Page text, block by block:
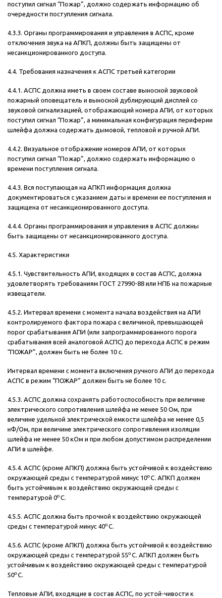
поступил сигнал “Пожар”, должно содержать информацию об
очередности поступления сигнала.
4.3.3. Органы программирования и управления в АСПС, кроме
отключения звука на АПКП, должны быть защищены от
несанкционированного доступа.
4.4. Требования назначения к АСПС третьей категории
4.4.1. АСПС должна иметь в своем составе выносной звуковой
пожарный оповещатель и выносной дублирующий дисплей со
звуковой сигнализацией, отображающий номера АПИ, от которых
поступил сигнал “Пожар”, а минимальная конфигурация периферии
шлейфа должна содержать дымовой, тепловой и ручной АПИ.
4.4.2. Визуальное отображение номеров АПИ, от которых
поступил сигнал “Пожар”, должно содержать информацию о
времени поступления сигнала.
4.4.3. Вся поступающая на АПКП информация должна
документироваться с указанием даты и времени ее поступления и
защищена от несанкционированного доступа.
4.4.4. Органы программирования и управления в АСПС должны
быть защищены от несанкционированного доступа.
4.5. Характеристики
4.5.1. Чувствительность АПИ, входящих в состав АСПС, должна
удовлетворять требованиям ГОСТ 27990-88 или НПБ на пожарные
извещатели.
4.5.2. Интервал времени с момента начала воздействия на АПИ
контролируемого фактора пожара с величиной, превышающей
порог срабатывания АПИ (или запрограммированного порога
срабатывания всей аналоговой АСПС) до перехода АСПС в режим
“ПОЖАР”, должен быть не более 10 с.
Интервал времени с момента включения ручного АПИ до перехода
АСПС в режим “ПОЖАР” должен быть не более 10 с.
4.5.3. АСПС должна сохранять работоспособность при величине
электрического сопротивления шлейфа не менее 50 Ом, при
величине удельной электрической емкости шлейфа не менее 0,5
нФ/Ом, при величине электрического сопротивления изоляции
шлейфа не менее 50 кОм и при любом допустимом распределении
АПИ в шлейфе.
4.5.4. АСПС (кроме АПКП) должна быть устойчивой к воздействию
окружающей среды с температурой минус 10оС. АПКП должен
быть устойчивым к воздействию окружающей среды с
температурой 0оС.
4.5.5. АСПС должна быть прочной к воздействию окружающей
среды с температурой минус 40оС.
4.5.6. АСПС (кроме АПКП) должна быть устойчивой к воздействию
окружающей среды с температурой 55оС. АПКП должен быть
устойчивым к воздействию окружающей среды с температурой
50оС.
Тепловые АПИ, входящие в состав АСПС, по устой-чивости к